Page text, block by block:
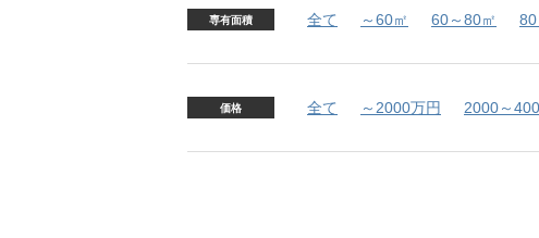
専有面積 全て ～60㎡ 60～80㎡ 80
価格 全て ～2000万円 2000～